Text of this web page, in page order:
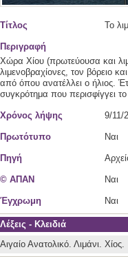
Τίτλος Το
Περιγραφή
Χώρα Χίου (πρωτεύουσα και
λιμενοβραχίονες, τον βόρειο
από όπου ανατέλλει ο ήλιος.
συγκρότημα που περισφίγγει το
Χρόνος λήψης 9/11/
Πρωτότυπο Ναι
Πηγή
© ΑΠΑΝ Ναι
Έγχρωμη Ναι
Λέξεις - Κλειδιά
Αιγαίο Ανατολικό. Λιμάνι. Χίος.